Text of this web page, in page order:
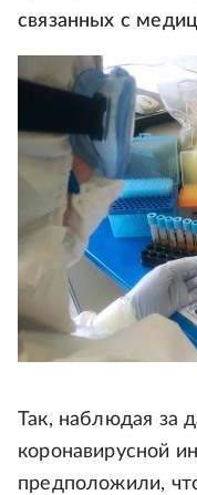
связанных с
Так, наблюдая за
коронавирусной
предположили,